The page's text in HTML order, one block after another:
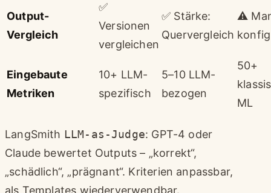
Output-
Vergleich
✅
Versionen
vergleichen
✅ Stärke:
Quervergleich
⚠️
Eingebaute
Metriken
10+ LLM-
spezifisch
5–10 LLM-
bezogen
50+
ML
LangSmith LLM-as-Judge: GPT-4 oder
Claude bewertet Outputs – „korrekt“,
„schädlich“, „prägnant“. Kriterien anpassbar,
als Templates wiederverwendbar.